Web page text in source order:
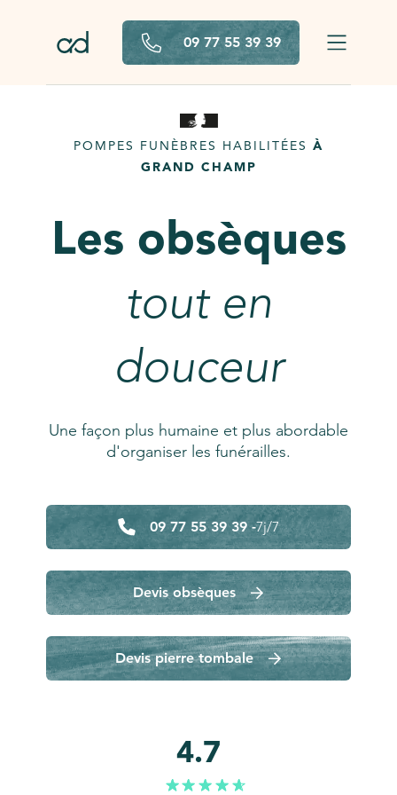
09 77 55 39 39
POMPES FUNÈBRES HABILITÉES À
GRAND CHAMP
Les obsèques
tout en
douceur
Une façon plus humaine et plus abordable
d'organiser les funérailles.
09 77 55 39 39 -7j/7
Devis obsèques
Devis pierre tombale
4.7